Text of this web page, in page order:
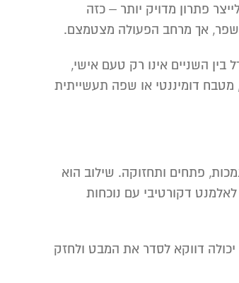
פתרון מדויק יותר – כזה
אך מרחב הפעולה מצטמצם.
בין השניים אינו רק טעם אישי,
מטבח דומיננטי או שפה תעשייתית
פתחים ותחזוקה. שילוב הוא
דקורטיבי עם נוכחות
דווקא לסדר את המבט ולחזק